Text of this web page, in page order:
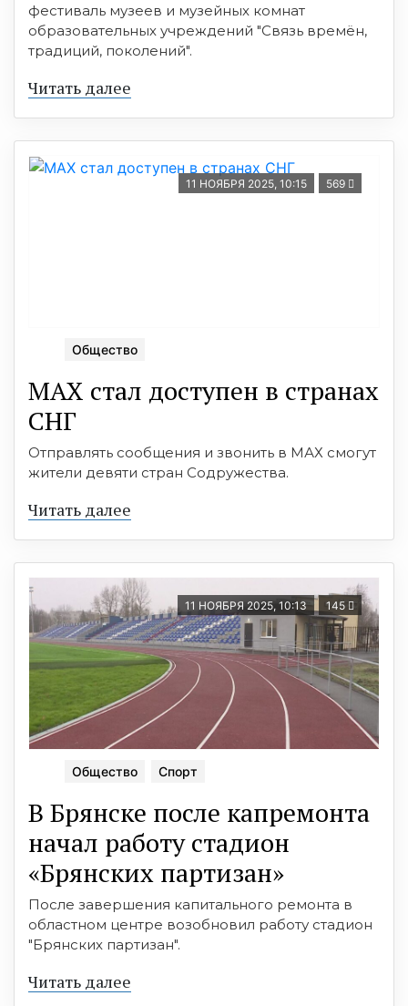
фестиваль музеев и музейных комнат
образовательных учреждений "Связь времён,
традиций, поколений".
Читать далее
11 НОЯБРЯ 2025, 10:15 569
Общество
МАХ стал доступен в странах
СНГ
Отправлять сообщения и звонить в МАХ смогут
жители девяти стран Содружества.
Читать далее
11 НОЯБРЯ 2025, 10:13 145
Общество Спорт
В Брянске после капремонта
начал работу стадион
«Брянских партизан»
После завершения капитального ремонта в
областном центре возобновил работу стадион
"Брянских партизан".
Читать далее